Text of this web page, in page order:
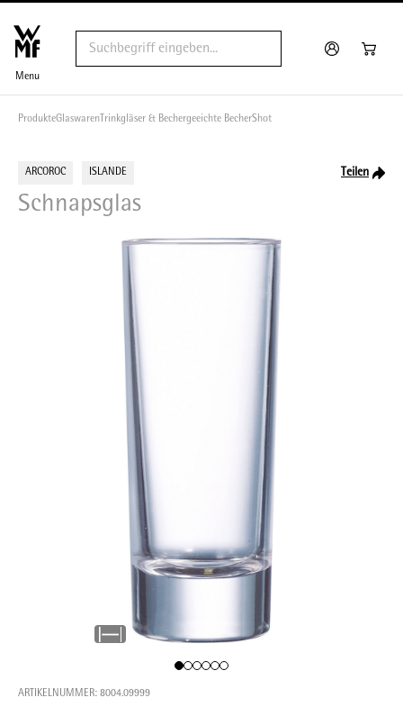
Menu
ProdukteGlaswaren Trinkgläser & Bechergeeichte BecherShot
ARCOROC ISLANDE Teilen
Schnapsglas
ARTIKELNUMMER: 8004.09999